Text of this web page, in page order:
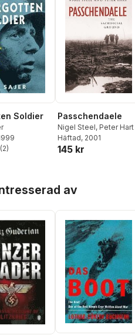
Soldier
stjärnor. Totalt antal röster:
(2)
Passchendaele
Nigel Steel, Peter Hart
Häftad, 2001
145 kr
av